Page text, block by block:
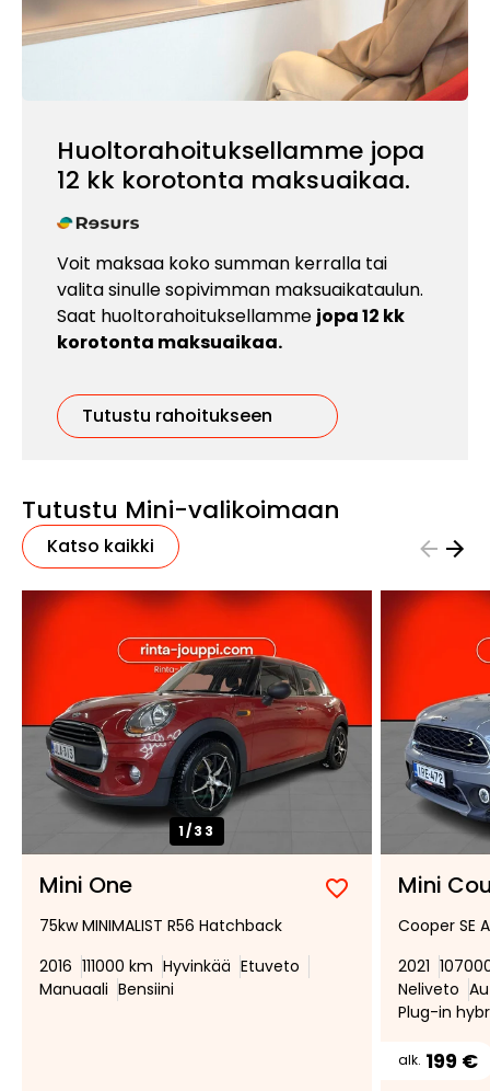
Huoltorahoituksellamme jopa
12 kk korotonta maksuaikaa.
Voit maksaa koko summan kerralla tai
valita sinulle sopivimman maksuaikataulun.
Saat huoltorahoituksellamme jopa 12 kk
korotonta maksuaikaa.
Tutustu rahoitukseen
Tutustu Mini-valikoimaan
Katso kaikki
1/33
Mini One
Lisää
suosikiksi
Poista
suosikeista
75kw MINIMALIST R56 Hatchback
2016 111000 km Hyvinkää Etuveto
Manuaali Bensiini
Mini
Cooper SE
2021
Neliveto
Plug-in
alk. 199 €